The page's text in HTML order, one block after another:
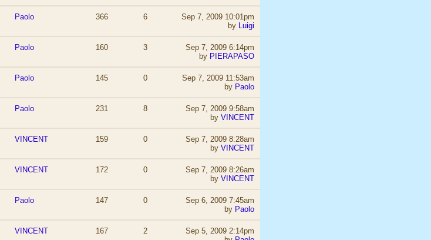
Paolo 366 6
Sep 7, 2009 10:01pm
by Luigi
Paolo 160 3
Sep 7, 2009 6:14pm
by PIERAPASO
Paolo 145 0
Sep 7, 2009 11:53am
by Paolo
Paolo 231 8
Sep 7, 2009 9:58am
by VINCENT
VINCENT 159 0
Sep 7, 2009 8:28am
by VINCENT
VINCENT 172 0
Sep 7, 2009 8:26am
by VINCENT
Paolo 147 0
Sep 6, 2009 7:45am
by Paolo
VINCENT 167 2
Sep 5, 2009 2:14pm